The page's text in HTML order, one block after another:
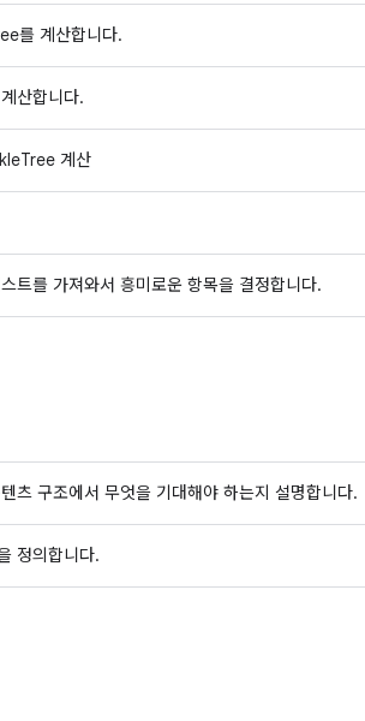
를 계산합니다.
산합니다.
계산
트를 가져와서 흥미로운 항목을 결정합니다.
츠 구조에서 무엇을 기대해야 하는지 설명합니다.
정의합니다.